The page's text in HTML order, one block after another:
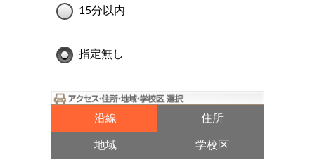
15分以内
指定無し
沿線 住所
地域 学校区